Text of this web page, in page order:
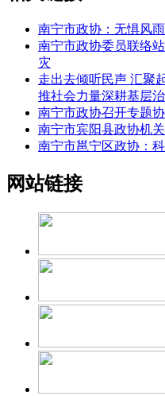
南宁市政协：无惧风
南宁市政协委员联络
灾
走出去倾听民声 汇
推社会力量深耕基层
南宁市政协召开专题
南宁市宾阳县政协机
南宁市邕宁区政协：
网站链接